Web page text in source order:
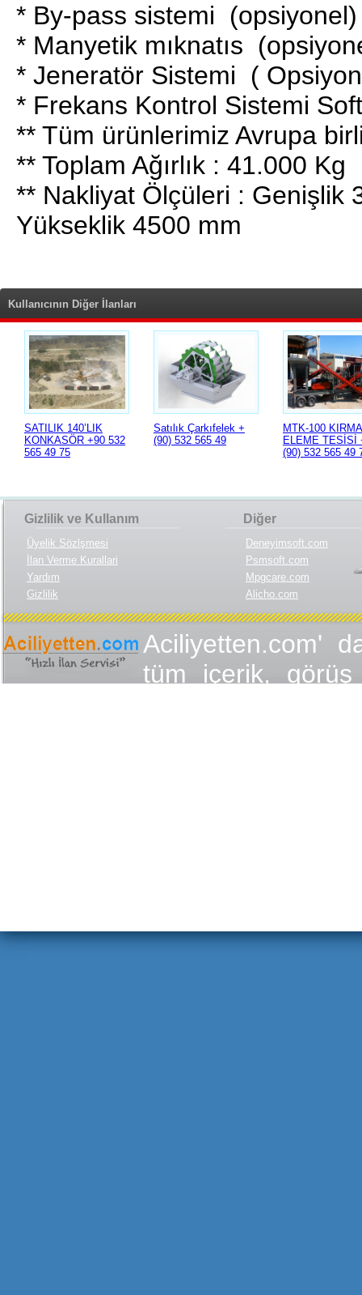
* By-pass sistemi (opsiyonel)
* Manyetik mıknatıs
* Jeneratör Sistemi (
* Frekans Kontrol Sistemi
** Tüm ürünlerimiz Avrupa
** Toplam Ağırlık : 41.000 Kg
** Nakliyat Ölçüleri : Genişlik
Yükseklik 4500 mm
Kullanıcının Diğer İlanları
SATILIK 140’LIK
KONKASÖR +90 532
565 49 75
Satılık Çarkıfelek +
(90) 532 565 49
MTK-100 KIRMA
ELEME TESİSİ
(90) 532 565 49
Gizlilik ve Kullanım
Üyelik Sözlşmesi
İlan Verme Kurallari
Yardım
Gizlilik
Diğer
Deneyimsoft.com
Psmsoft.com
Mpgcare.com
Alicho.com
Aciliyetten.com'
tüm içerik,